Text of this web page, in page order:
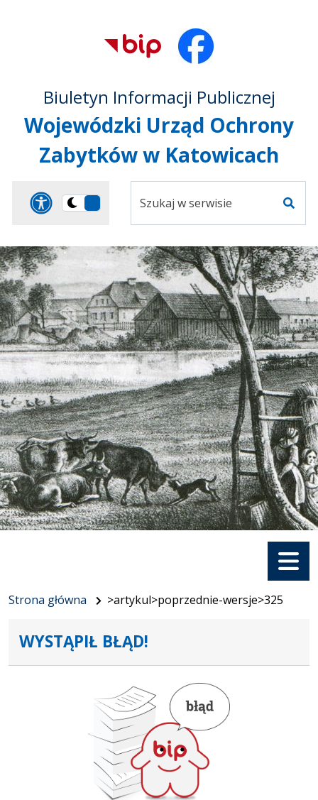
Przejdź do
głównego menu
Przejdź do treści
Przejdź do mapy
serwisu
Biuletyn Informacji Publicznej
Wojewódzki Urząd Ochrony
Zabytków w Katowicach
Panel dostosowania
Przełącz
ciemną
serwisie
Menu
Strona główna >artykul>poprzednie-wersje>325
WYSTĄPIŁ BŁĄD!